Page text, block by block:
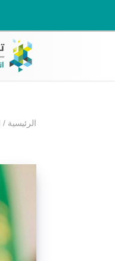
الرئيسية /